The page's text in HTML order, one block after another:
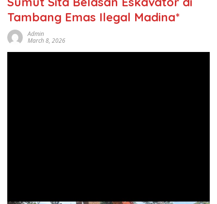
Tambang Emas Ilegal Madina*
Admin
March 8, 2026